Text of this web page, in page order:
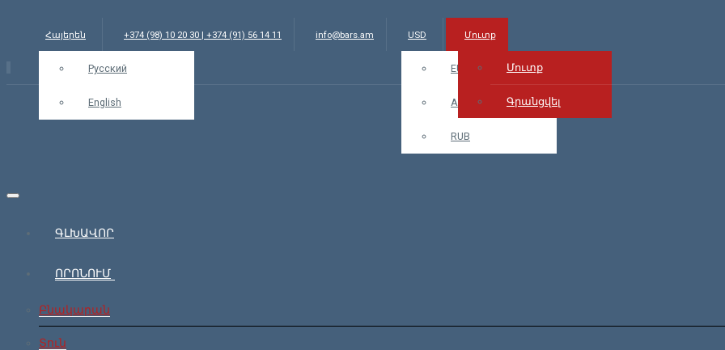
Հայերեն
Русский
English
+374 (98) 10 20 30 | +374 (91) 56 14 11 info@bars.am USD
EUR
AMD
RUB
Մուտք
Մուտք
Գրանցվել
ԳԼԽԱՎՈՐ
ՈՐՈՆՈՒՄ
Բնակարան
Տուն